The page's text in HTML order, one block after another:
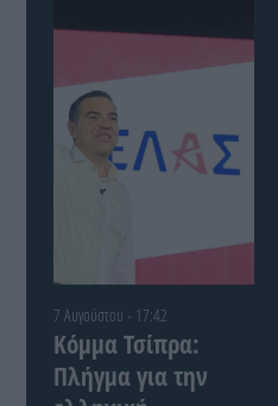
7 Αυγούστου - 17:42
Κόμμα Τσίπρα:
Πλήγμα για την